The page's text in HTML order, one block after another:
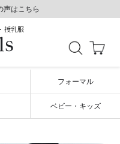
声はこちら
送（年末年始除く）
声はこちら
送（年末年始除く）
授乳服
フォーマル
ベビー・キッズ